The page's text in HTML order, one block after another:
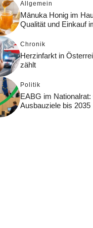
Allgemein
Mānuka Honig im
Qualität und Einkauf
Chronik
Herzinfarkt in
zählt
Politik
EABG im
Ausbauziele bis 2035